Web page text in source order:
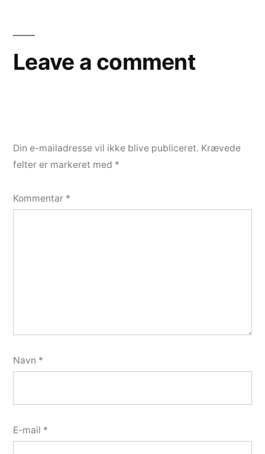
Leave a comment
Din e-mailadresse vil ikke blive publiceret. Krævede
felter er markeret med *
Kommentar *
Navn *
E-mail *